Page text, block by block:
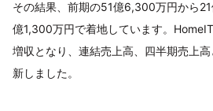
その結果、前期の51億6,300万円から
億1,300万円で着地しています。
増収となり、連結売上高、四半期売上
新しました。